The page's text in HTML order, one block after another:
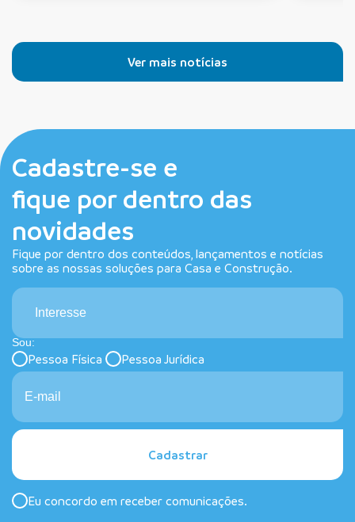
Ver mais notícias
Cadastre-se e
fique por dentro das
novidades
Fique por dentro dos conteúdos, lançamentos e notícias
sobre as nossas soluções para Casa e Construção.
Interesse
Sou:
Pessoa Física Pessoa Jurídica
Cadastrar
Eu concordo em receber comunicações.